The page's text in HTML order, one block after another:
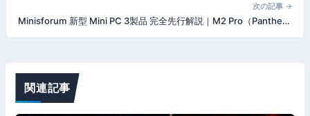
ビ
シ
次の記事 →
Minisforum 新型 Mini PC 3製品 完全先行解説｜M2 Pro（Panther Lake X9 388H）・M2（Core Ultra 7 356H・$575〜）・M2 Air-304（Wildcat Lake）の独自分析【2026年6月版】
関連記事